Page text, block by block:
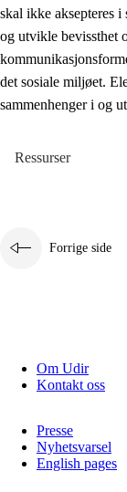
skal ikke aksepteres
og utvikle bevissthet
det sosiale miljøet.
sammenhenger i og
Ressurser
Forrige side
Om Udir
Kontakt oss
Presse
Nyhetsvarsel
English pages